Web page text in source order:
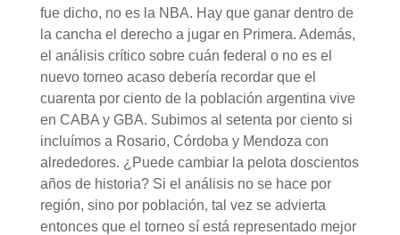
fue dicho, no es la NBA. Hay que ganar dentro de
la cancha el derecho a jugar en Primera. Además,
el análisis crítico sobre cuán federal o no es el
nuevo torneo acaso debería recordar que el
cuarenta por ciento de la población argentina vive
en CABA y GBA. Subimos al setenta por ciento si
incluímos a Rosario, Córdoba y Mendoza con
alrededores. ¿Puede cambiar la pelota doscientos
años de historia? Si el análisis no se hace por
región, sino por población, tal vez se advierta
entonces que el torneo sí está representado mejor